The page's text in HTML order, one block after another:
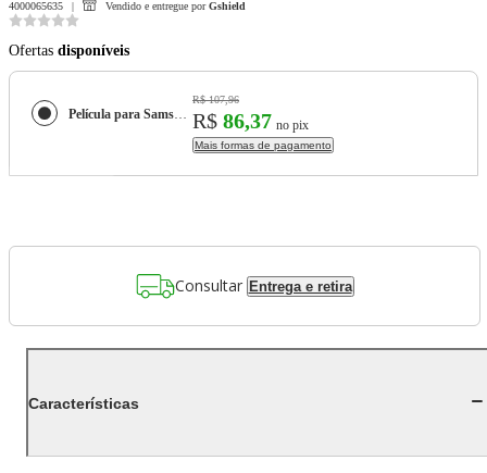
4000065635 Vendido e entregue por Gshield
Ofertas disponíveis
Película para Samsung Galaxy Tab A9+ Fosca PaperLike - Sensação de Papel - HidroArmor - Gshield
R$ 107,96
R$ 86,37 no pix
Mais formas de pagamento
Consultar Entrega e retira
Características